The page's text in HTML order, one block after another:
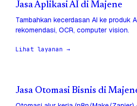
Jasa Aplikasi AI di Majene
Tambahkan kecerdasan AI ke produk
rekomendasi, OCR, computer vision.
Lihat layanan →
Jasa Otomasi Bisnis di